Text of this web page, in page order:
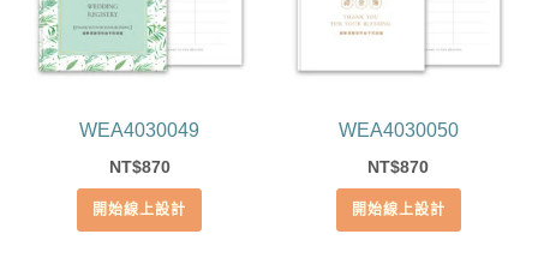
WEA4030049
NT$870
開始線上設計
WEA4030050
NT$870
開始線上設計